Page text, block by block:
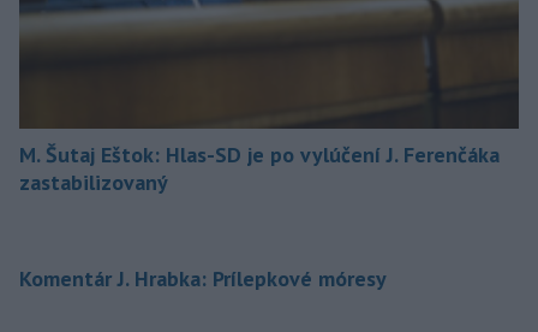
M. Šutaj Eštok: Hlas-SD je po vylúčení J. Ferenčáka
zastabilizovaný
Komentár J. Hrabka: Prílepkové móresy